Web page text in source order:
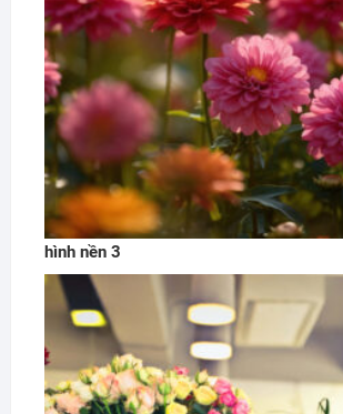
hình nền 3